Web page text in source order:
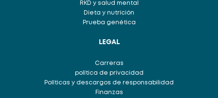
RKD y salud mental
Dieta y nutrición
Prueba genética
LEGAL
Carreras
política de privacidad
Políticas y descargos de responsabilidad
Finanzas